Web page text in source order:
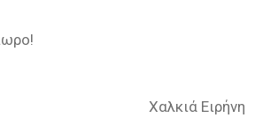
Χαλκιά Ειρήνη